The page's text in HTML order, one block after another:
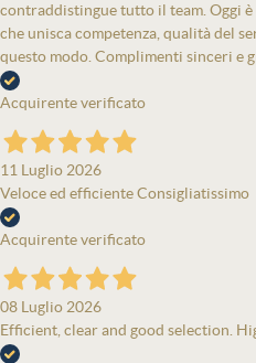
contraddistingue tutto il team. Oggi
che unisca competenza, qualità del
questo modo. Complimenti sinceri e
Acquirente verificato
11 Luglio 2026
Veloce ed efficiente Consigliatissimo
Acquirente verificato
08 Luglio 2026
Efficient, clear and good selection.